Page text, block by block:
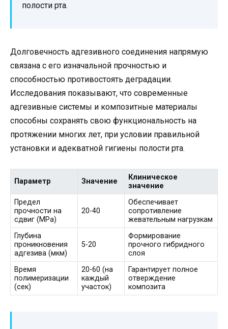
полости рта.
Долговечность адгезивного соединения напрямую
связана с его изначальной прочностью и
способностью противостоять деградации.
Исследования показывают, что современные
адгезивные системы и композитные материалы
способны сохранять свою функциональность на
протяжении многих лет, при условии правильной
установки и адекватной гигиены полости рта.
Параметр Значение
Клиническое
значение
Предел
прочности на
сдвиг (MPa)
20-40
Обеспечивает
сопротивление
жевательным нагрузкам
Глубина
проникновения
адгезива (мкм)
5-20
Формирование
прочного гибридного
слоя
Время
полимеризации
(сек)
20-60 (на
каждый
участок)
Гарантирует полное
отверждение
композита